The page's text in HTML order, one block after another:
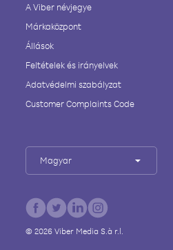
A Viber névjegye
Márkaközpont
Állások
Feltételek és irányelvek
Adatvédelmi szabályzat
Customer Complaints Code
Magyar
© 2026Viber Media S.à r.l.